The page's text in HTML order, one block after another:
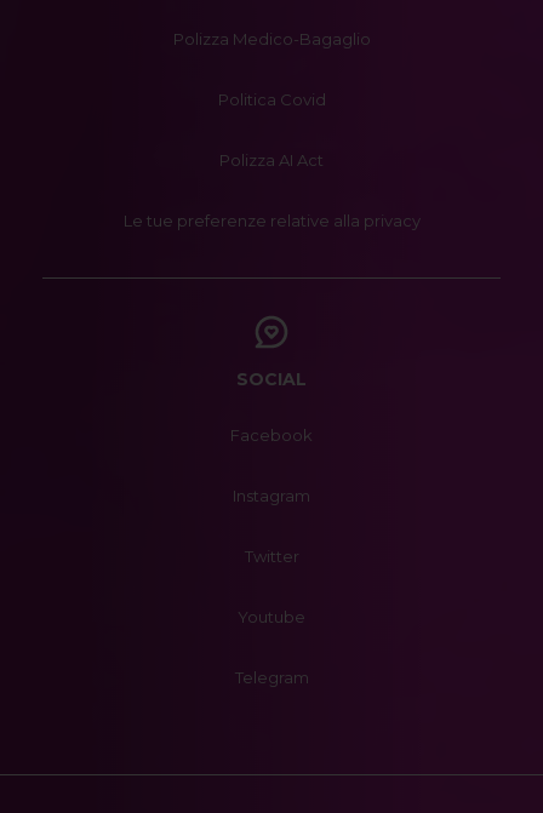
Polizza Medico-Bagaglio
Politica Covid
Polizza AI Act
Le tue preferenze relative alla privacy
SOCIAL
Facebook
Instagram
Twitter
Youtube
Telegram